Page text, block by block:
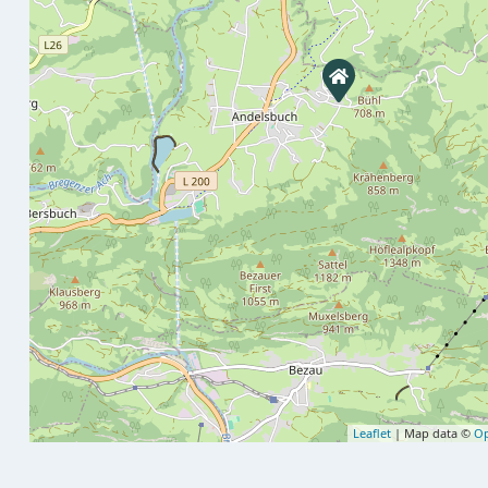
Leaflet| Map data ©